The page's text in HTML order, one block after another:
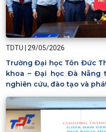
TDTU 29/05/2026
Trường Đại học Tôn Đức
khoa – Đại học Đà Nẵng
nghiên cứu, đào tạo và